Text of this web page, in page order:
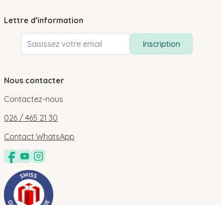
Lettre d’information
Adresse email
Inscription
Nous contacter
Contactez-nous
026 / 465 21 30
Contact WhatsApp